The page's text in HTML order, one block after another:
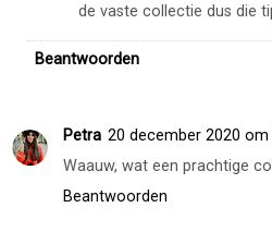
de vaste collectie dus die
Beantwoorden
Petra 20 december 2020 om
Waauw, wat een prachtige
Beantwoorden